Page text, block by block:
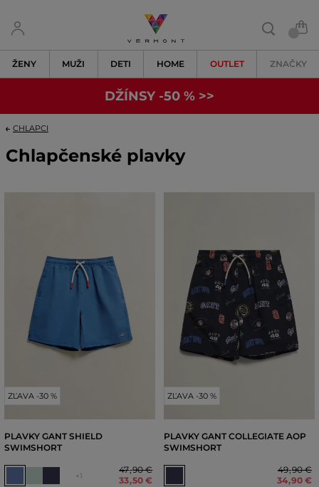
ŽENY MUŽI DETI HOME OUTLET ZNAČKY
DŽÍNSY -50 % >>
CHLAPCI
Chlapčenské plavky
ZĽAVA -30 %
PLAVKY GANT SHIELD
SWIMSHORT
+1
47,90 €
33,50 €
ZĽAVA -30 %
PLAVKY GANT COLLEGIATE AOP
SWIMSHORT
49,90 €
34,90 €